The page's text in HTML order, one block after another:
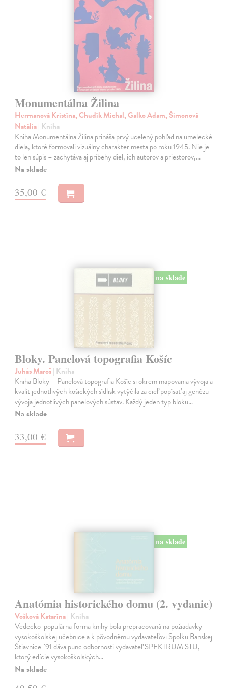
Monumentálna Žilina
Hermanová Kristína, Chudík Michal, Galko Adam, Šimonová
Natália| Kniha
Kniha Monumentálna Žilina prináša prvý ucelený pohľad na umelecké
diela, ktoré formovali vizuálny charakter mesta po roku 1945. Nie je
to len súpis – zachytáva aj príbehy diel, ich autorov a priestorov,…
Na sklade
35,00 €
na sklade
Bloky. Panelová topografia Košíc
Juhás Maroš| Kniha
Kniha Bloky – Panelová topografia Košíc si okrem mapovania vývoja a
kvalít jednotlivých košických sídlisk vytýčila za cieľ popísať aj genézu
vývoja jednotlivých panelových sústav. Každý jeden typ bloku…
Na sklade
33,00 €
na sklade
Anatómia historického domu (2. vydanie)
Vošková Katarína| Kniha
Vedecko-populárna forma knihy bola prepracovaná na požiadavky
vysokoškolskej učebnice a k pôvodnému vydavateľovi Spolku Banskej
Štiavnice ´91 dáva punc odbornosti vydavateľ SPEKTRUM STU,
ktorý edície vysokoškolských…
Na sklade